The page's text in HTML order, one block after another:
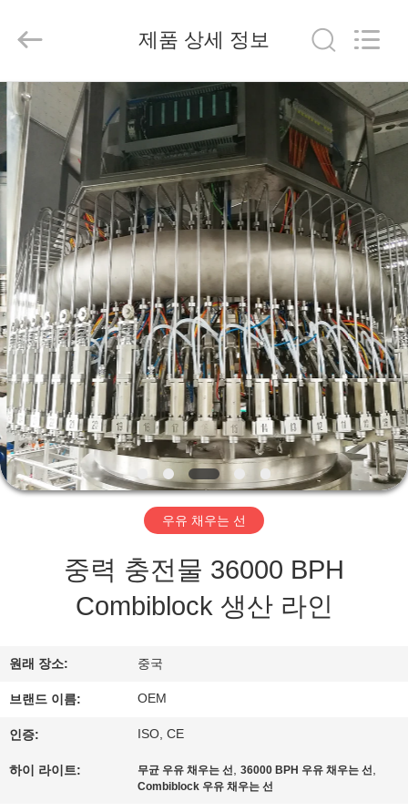
가
정
제
품
저
희
에
관
하
여
어
Road
Enterprise
Co.,LTD.
Rights
Reserved.
제품 상세 정보
우유 채우는 선
중력 충전물 36000 BPH
Combiblock 생산 라인
원래 장소: 중국
브랜드 이름: OEM
인증: ISO, CE
하이 라이트: 무균 우유 채우는 선,36000 BPH 우유 채우는 선,
Combiblock 우유 채우는 선